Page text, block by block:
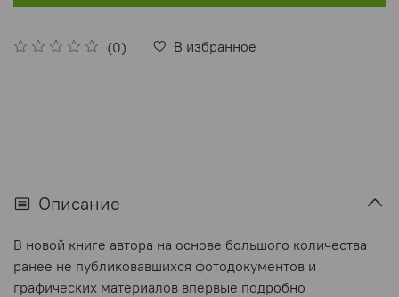
(0) В избранное
Описание
В новой книге автора на основе большого количества
ранее не публиковавшихся фотодокументов и
графических материалов впервые подробно